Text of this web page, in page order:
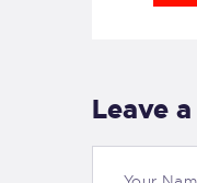
Leave